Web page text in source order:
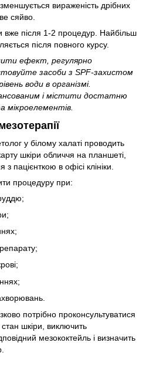
вираженість дрібних
сяйво.
вже після 1-2 процедур. Найбільш
після повного курсу.
ефект, регулярно
засоби з SPF-захистом
води в організмі.
і містити достатню
мікроелементів.
процедуру при:
потрібно проконсультуватися
шкіри, виключить
мезококтейль і визначить